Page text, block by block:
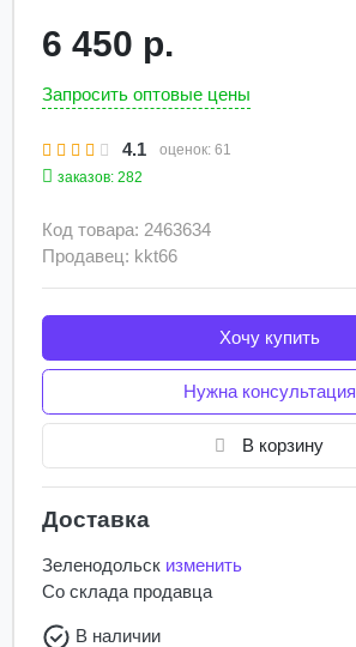
6 450 р.
Запросить оптовые цены
4.1 оценок: 61
заказов: 282
Код товара: 2463634
Продавец: kkt66
Хочу купить
Нужна консультация
В корзину
Доставка
Зеленодольск изменить
Со склада продавца
В наличии